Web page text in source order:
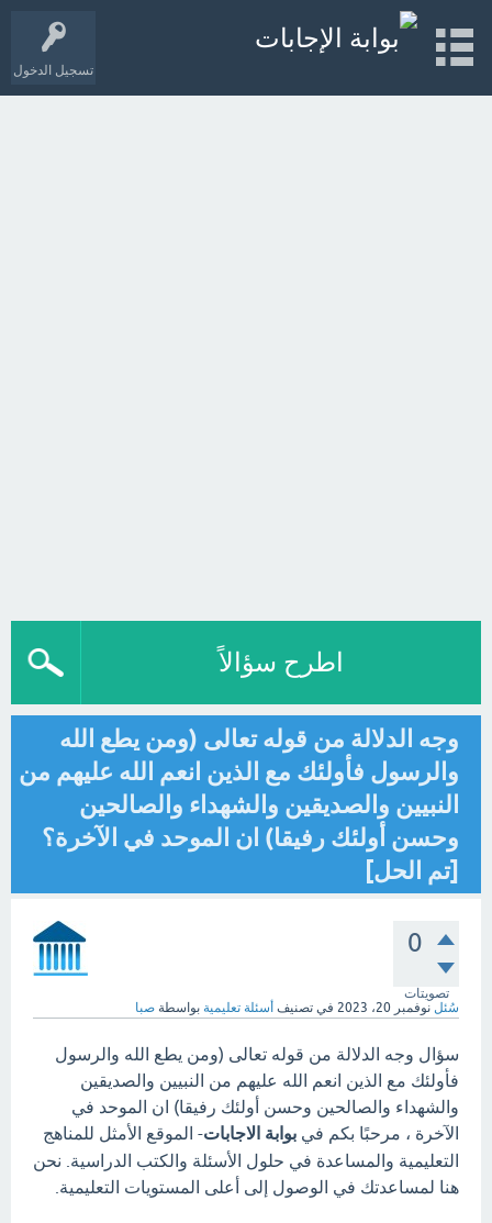
تسجيل الدخول
اطرح سؤالاً
وجه الدلالة من قوله تعالى (ومن يطع الله
والرسول فأولئك مع الذين انعم الله عليهم من
النبيين والصديقين والشهداء والصالحين
وحسن أولئك رفيقا) ان الموحد في الآخرة؟
[تم الحل]
0
تصويتات
سُئل نوفمبر 20، 2023 في تصنيف أسئلة تعليمية بواسطة صبا
سؤال وجه الدلالة من قوله تعالى (ومن يطع الله والرسول
فأولئك مع الذين انعم الله عليهم من النبيين والصديقين
والشهداء والصالحين وحسن أولئك رفيقا) ان الموحد في
الآخرة ، مرحبًا بكم في بوابة الاجابات- الموقع الأمثل للمناهج
التعليمية والمساعدة في حلول الأسئلة والكتب الدراسية. نحن
هنا لمساعدتك في الوصول إلى أعلى المستويات التعليمية.